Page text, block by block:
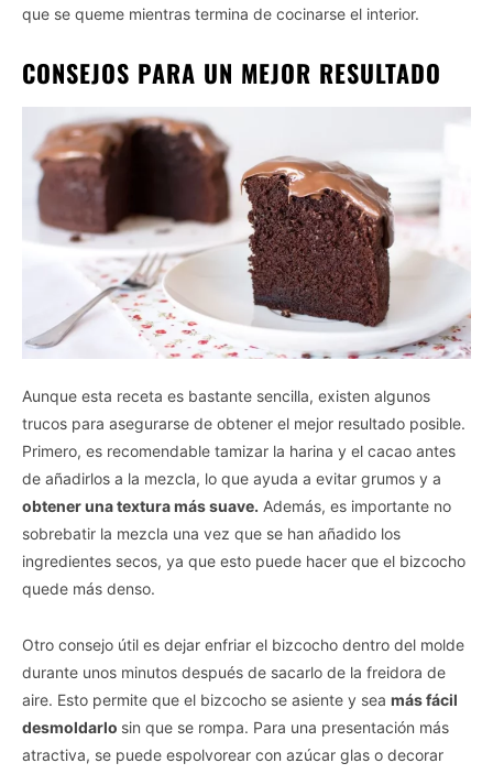
que se queme mientras termina de cocinarse el interior.
CONSEJOS PARA UN MEJOR RESULTADO
Aunque esta receta es bastante sencilla, existen algunos
trucos para asegurarse de obtener el mejor resultado posible.
Primero, es recomendable tamizar la harina y el cacao antes
de añadirlos a la mezcla, lo que ayuda a evitar grumos y a
obtener una textura más suave. Además, es importante no
sobrebatir la mezcla una vez que se han añadido los
ingredientes secos, ya que esto puede hacer que el bizcocho
quede más denso.
Otro consejo útil es dejar enfriar el bizcocho dentro del molde
durante unos minutos después de sacarlo de la freidora de
aire. Esto permite que el bizcocho se asiente y sea más fácil
desmoldarlo sin que se rompa. Para una presentación más
atractiva, se puede espolvorear con azúcar glas o decorar